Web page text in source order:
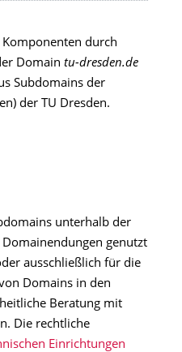
durch
Domain tu-dresden.de
Subdomains der
der TU Dresden.
unterhalb der
genutzt
ausschließlich für die
Domains in den
Beratung mit
Die rechtliche
Einrichtungen